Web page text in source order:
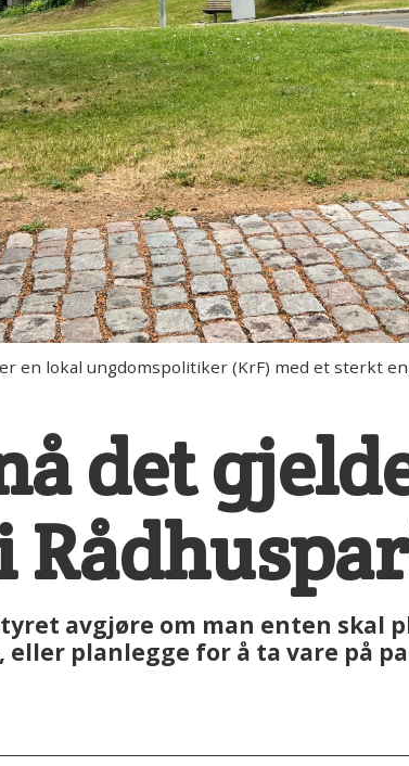
er en lokal ungdomspolitiker (KrF) med et sterkt
det
avgjøre om man enten
eller planlegge for å ta vare på